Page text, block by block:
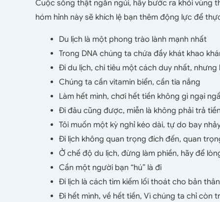
Cuộc sống thật ngắn ngủi, hãy bước ra khỏi vùng
hóm hỉnh này sẽ khích lệ bạn thêm động lực để
Du lịch là một phong trào lành mạnh nhất
Trong DNA chúng ta chứa đầy khát khao
Đi du lịch, chi tiêu một cách duy nhất,
Chúng ta cần vitamin biển, cần tia nắng
Làm hết mình, chơi hết tiền không gì ngại
Đi đâu cũng được, miễn là không phải trả
Tôi muốn một kỳ nghỉ kéo dài, tự do bay
Đi lịch không quan trọng đích đến, quan
Ở chế độ du lịch, đừng làm phiền, hãy để
Cần một người bạn “hú” là đi
Đi lịch là cách tìm kiếm lối thoát cho bản
Đi hết mình, về hết tiền, Vì chúng ta chỉ còn